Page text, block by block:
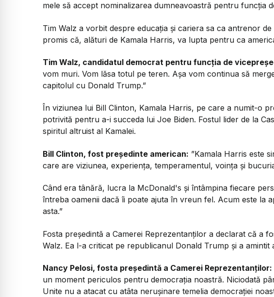
mele să accept nominalizarea dumneavoastră pentru funcția
Tim Walz a vorbit despre educația și cariera sa ca antrenor
promis că, alături de Kamala Harris, va lupta pentru ca
Tim Walz, candidatul democrat pentru funcția de
vom muri. Vom lăsa totul pe teren. Așa vom continua să
capitolul cu Donald Trump.”
În viziunea lui Bill Clinton, Kamala Harris, pe care a numit-o
potrivită pentru a-i succeda lui Joe Biden. Fostul lider de la
spiritul altruist al Kamalei.
Bill Clinton, fost președinte american: ”Kamala Harris este
care are viziunea, experiența, temperamentul, voința și
Când era tânără, lucra la McDonald's și întâmpina fiecare
întreba oamenii dacă îi poate ajuta în vreun fel. Acum este la
asta.”
Fosta președintă a Camerei Reprezentanților a declarat că a
Walz. Ea l-a criticat pe republicanul Donald Trump și a amintit
Nancy Pelosi, fosta președintă a Camerei Reprezentanților:
un moment periculos pentru democrația noastră. Niciodată
Unite nu a atacat cu atâta nerușinare temelia democrației